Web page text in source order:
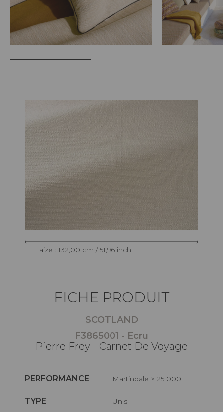
Laize : 132,00 cm / 51,96 inch
FICHE PRODUIT
SCOTLAND
F3865001 - Ecru
Pierre Frey - Carnet De Voyage
PERFORMANCE Martindale > 25 000 T
TYPE Unis